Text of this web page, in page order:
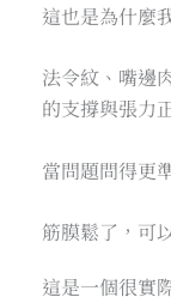
這也是為什麼
法令紋、嘴邊
的支撐與張力
當問題問得更
筋膜鬆了，可
這是一個很實